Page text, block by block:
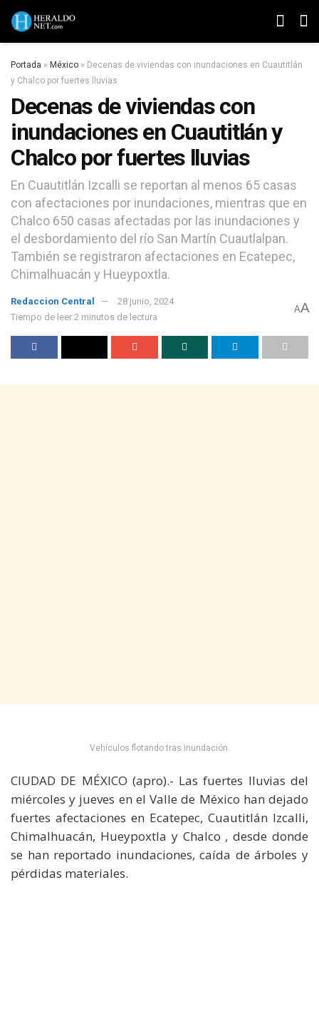
Portada » México » Decenas de viviendas con inundaciones en Cuautitlán
y Chalco por fuertes lluvias
Decenas de viviendas con
inundaciones en Cuautitlán y
Chalco por fuertes lluvias
En Cuautitlán Izcalli se reportan al menos 65 casas
con afectaciones por inundaciones, mientras que en
Chalco 650 casas afectadas por las inundaciones y
el desbordamiento del río San Martín Cuautlalpan.
También se registraron afectaciones en Ecatepec,
Chimalhuacán y Hueypoxtla.
Redaccion Central
28 junio, 2024
Tiempo de leer:2 minutos de lectura
AA
Vehículos flotando tras inundación.
CIUDAD DE MÉXICO (apro).- Las fuertes lluvias del
miércoles y jueves en el Valle de México han dejado
fuertes afectaciones en Ecatepec, Cuautitlán Izcalli,
Chimalhuacán, Hueypoxtla y Chalco , desde donde
se han reportado inundaciones, caída de árboles y
pérdidas materiales.